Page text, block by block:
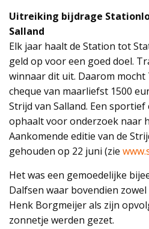
Uitreiking bijdrage
Salland
Elk jaar haalt de Station tot
geld op voor een goed doel.
winnaar dit uit. Daarom mocht
cheque van maarliefst 1500
Strijd van Salland. Een
ophaalt voor onderzoek naar
Aankomende editie van de
gehouden op 22 juni (zie
Het was een gemoedelijke
Dalfsen waar bovendien
Henk Borgmeijer als zijn
zonnetje werden gezet.